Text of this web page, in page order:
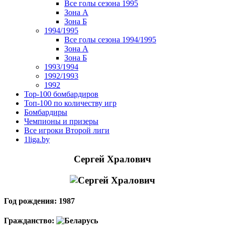
Все голы сезона 1995
Зона А
Зона Б
1994/1995
Все голы сезона 1994/1995
Зона А
Зона Б
1993/1994
1992/1993
1992
Top-100 бомбардиров
Топ-100 по количеству игр
Бомбардиры
Чемпионы и призеры
Все игроки Второй лиги
1liga.by
Сергей Хралович
Год рождения: 1987
Гражданство: